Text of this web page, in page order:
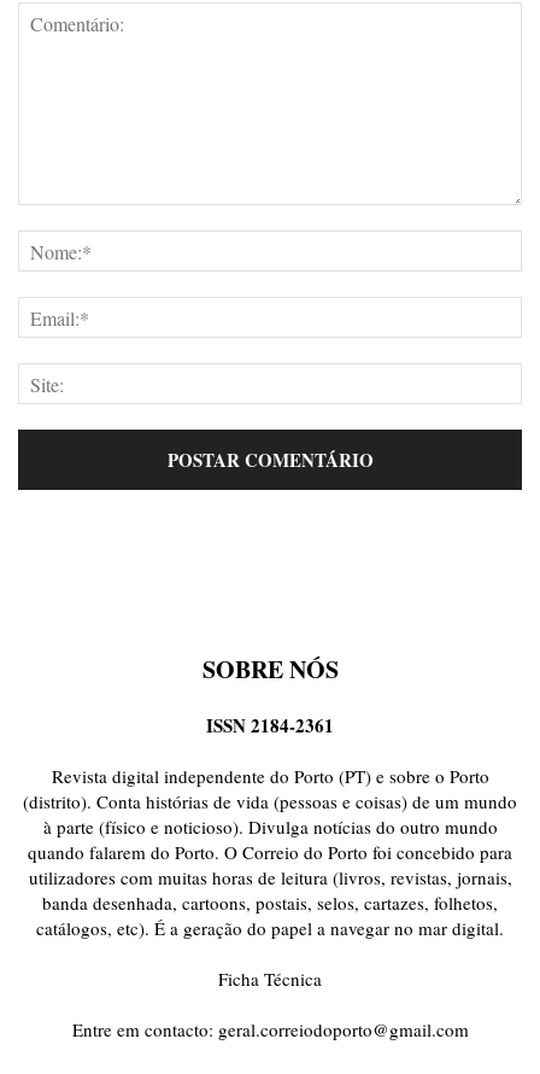
SOBRE NÓS
ISSN 2184-2361
Revista digital independente do Porto (PT) e sobre o Porto
(distrito). Conta histórias de vida (pessoas e coisas) de um mundo
à parte (físico e noticioso). Divulga notícias do outro mundo
quando falarem do Porto. O Correio do Porto foi concebido para
utilizadores com muitas horas de leitura (livros, revistas, jornais,
banda desenhada, cartoons, postais, selos, cartazes, folhetos,
catálogos, etc). É a geração do papel a navegar no mar digital.
Ficha Técnica
Entre em contacto: geral.correiodoporto@gmail.com